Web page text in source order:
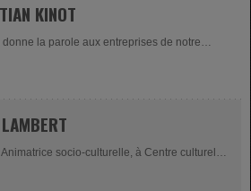
KINOT
la parole aux entreprises de notre
socio-culturelle, à Centre culturel